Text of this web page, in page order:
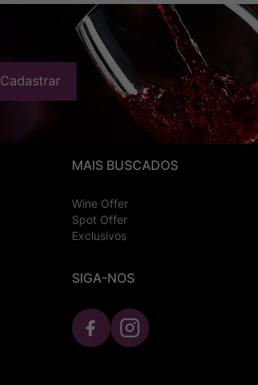
Cadastrar
MAIS BUSCADOS
Wine Offer
Spot Offer
Exclusivos
SIGA-NOS